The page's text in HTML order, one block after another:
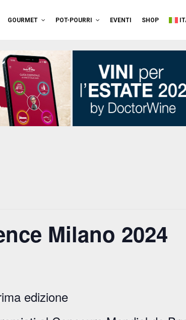
GOURMET POT-POURRI EVENTI SHOP
Milano 2024
edizione